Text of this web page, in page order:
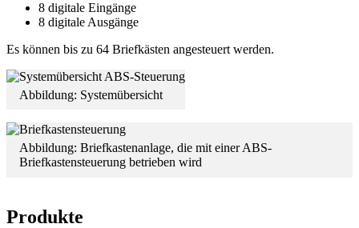
8 digitale Eingänge
8 digitale Ausgänge
Es können bis zu 64 Briefkästen angesteuert werden.
Abbildung: Systemübersicht
Abbildung: Briefkastenanlage, die mit einer ABS-
Briefkastensteuerung betrieben wird
Produkte